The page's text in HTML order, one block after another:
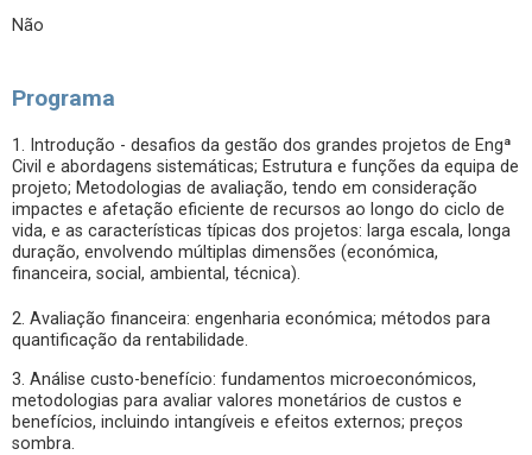
Não
Programa
1. Introdução - desafios da gestão dos grandes projetos de Engª
Civil e abordagens sistemáticas; Estrutura e funções da equipa de
projeto; Metodologias de avaliação, tendo em consideração
impactes e afetação eficiente de recursos ao longo do ciclo de
vida, e as características típicas dos projetos: larga escala, longa
duração, envolvendo múltiplas dimensões (económica,
financeira, social, ambiental, técnica).
2. Avaliação financeira: engenharia económica; métodos para
quantificação da rentabilidade.
3. Análise custo-benefício: fundamentos microeconómicos,
metodologias para avaliar valores monetários de custos e
benefícios, incluindo intangíveis e efeitos externos; preços
sombra.